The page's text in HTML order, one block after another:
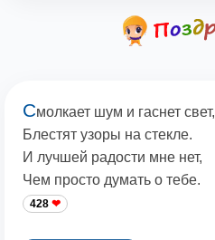
Смолкает шум и гаснет свет,
Блестят узоры на стекле.
И лучшей радости мне нет,
Чем просто думать о тебе.
428